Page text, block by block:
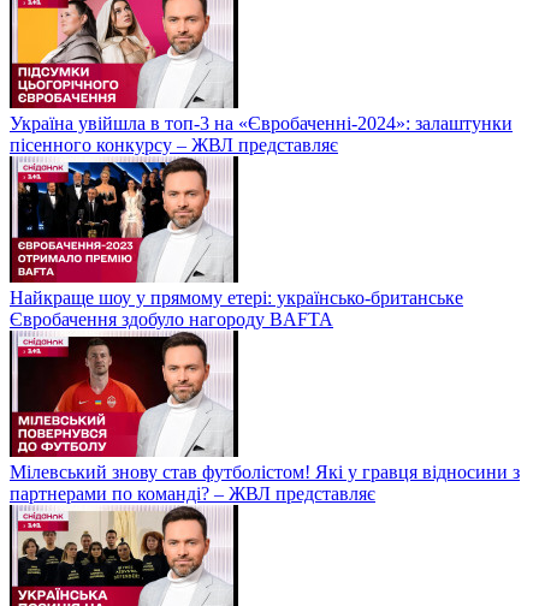
Україна увійшла в топ-3 на «Євробаченні-2024»: залаштунки
пісенного конкурсу – ЖВЛ представляє
Найкраще шоу у прямому етері: українсько-британське
Євробачення здобуло нагороду BAFTA
Мілевський знову став футболістом! Які у гравця відносини з
партнерами по команді? – ЖВЛ представляє